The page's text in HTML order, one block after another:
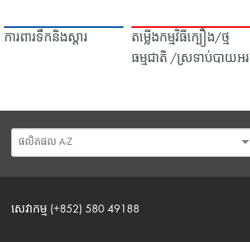
ការពារទឹក​និង​ស្ដារ
តម្លើងកម្មវិធីក្បឿង/ថ្ម
ធម្មជាតិ /ស្រទាប់បាយអរ
សេវាកម្ម (+852) 580 49188